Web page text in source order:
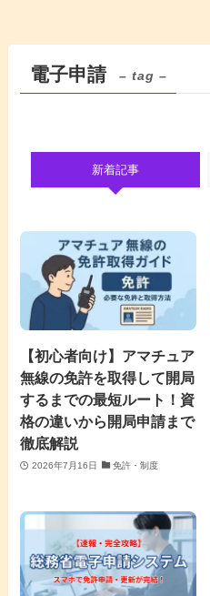
電子申請 – tag –
新着記事
【初心者向け】アマチュア
無線の免許を取得して開局
するまでの最短ルート！資
格の違いから開局申請まで
徹底解説
2026年7月16日 免許・制度